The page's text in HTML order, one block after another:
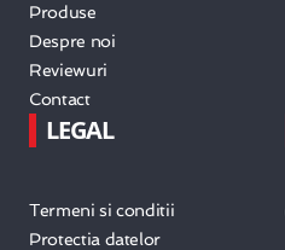
Produse
Despre noi
Reviewuri
Contact
LEGAL
Termeni si conditii
Protectia datelor